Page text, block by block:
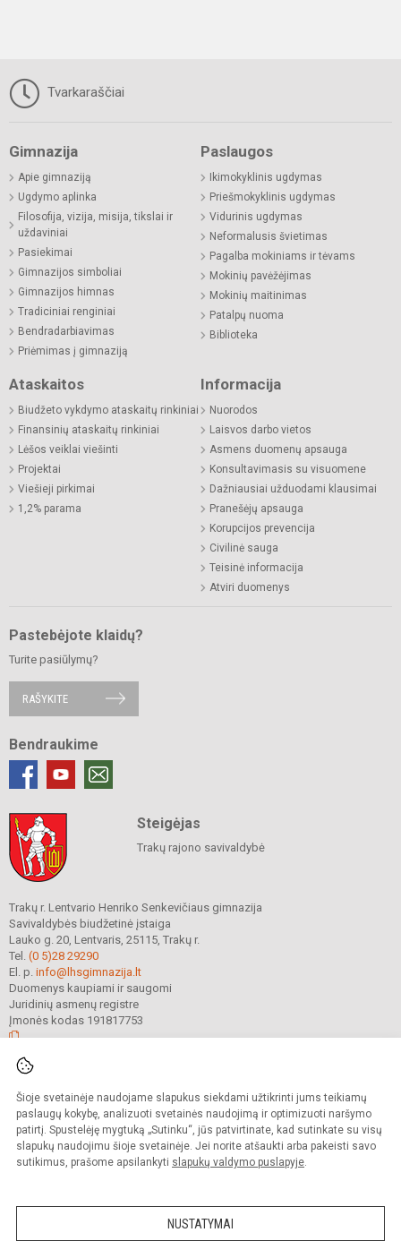
Šioje svetainėje naudojame slapukus siekdami užtikrinti jums teikiamų
paslaugų kokybę, analizuoti svetainės naudojimą ir optimizuoti naršymo
patirtį. Spustelėję mygtuką „Sutinku“, jūs patvirtinate, kad sutinkate su visų
slapukų naudojimu šioje svetainėje. Jei norite atšaukti arba pakeisti savo
sutikimus, prašome apsilankyti slapukų valdymo puslapyje.
NUSTATYMAI
Tvarkaraščiai
Gimnazija
Apie gimnaziją
Ugdymo aplinka
Filosofija, vizija, misija, tikslai ir
uždaviniai
Pasiekimai
Gimnazijos simboliai
Gimnazijos himnas
Tradiciniai renginiai
Bendradarbiavimas
Priėmimas į gimnaziją
Paslaugos
Ikimokyklinis ugdymas
Priešmokyklinis ugdymas
Vidurinis ugdymas
Neformalusis švietimas
Pagalba mokiniams ir tėvams
Mokinių pavėžėjimas
Mokinių maitinimas
Patalpų nuoma
Biblioteka
Ataskaitos
Biudžeto vykdymo ataskaitų rinkiniai
Finansinių ataskaitų rinkiniai
Lėšos veiklai viešinti
Projektai
Viešieji pirkimai
1,2% parama
Informacija
Nuorodos
Laisvos darbo vietos
Asmens duomenų apsauga
Konsultavimasis su visuomene
Dažniausiai užduodami klausimai
Pranešėjų apsauga
Korupcijos prevencija
Civilinė sauga
Teisinė informacija
Atviri duomenys
Pastebėjote klaidų?
Turite pasiūlymų?
RAŠYKITE
Bendraukime
Steigėjas
Trakų rajono savivaldybė
Trakų r. Lentvario Henriko Senkevičiaus gimnazija
Savivaldybės biudžetinė įstaiga
Lauko g. 20, Lentvaris, 25115, Trakų r.
Tel. (0 5)28 29290
El. p. info@lhsgimnazija.lt
Duomenys kaupiami ir saugomi
Juridinių asmenų registre
Įmonės kodas 191817753
saugomos.
Kopijuoti turinį be raštiško gimnazijos sutikimo griežtai draudžiama.
Prieinamumo paraiška Slapukų valdymas
Sumanus būdas atnaujinti